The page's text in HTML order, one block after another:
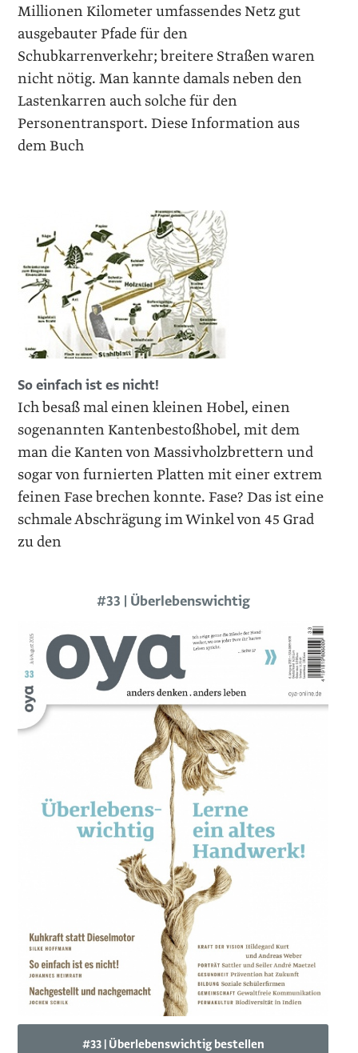
Millionen Kilometer umfassendes Netz gut
ausgebauter Pfade für den
Schubkarrenverkehr; breitere Straßen waren
nicht nötig. Man kannte damals neben den
Lastenkarren auch solche für den
Personentransport. Diese Information aus
dem Buch
So einfach ist es nicht!
Ich besaß mal einen kleinen Hobel, einen
sogenannten Kantenbestoßhobel, mit dem
man die Kanten von Massivholzbrettern und
sogar von furnierten Platten mit einer extrem
feinen Fase brechen konnte. Fase? Das ist eine
schmale Abschrägung im Winkel von 45 Grad
zu den
#33 | Überlebenswichtig
#33 | Überlebenswichtig bestellen